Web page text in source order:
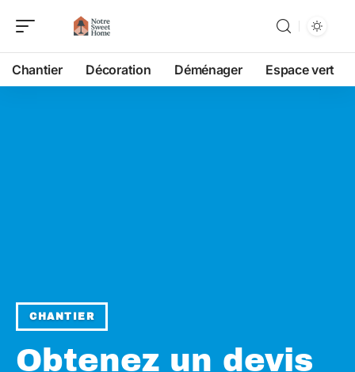
Chantier Décoration Déménager Espace vert
CHANTIER
Obtenez un devis